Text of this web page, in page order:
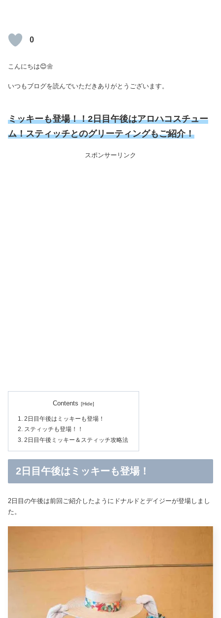
0
こんにちは😊🌼
いつもブログを読んでいただきありがとうございます。
ミッキーも登場！！2日目午後はアロハコスチュー
ム！スティッチとのグリーティングもご紹介！
スポンサーリンク
Contents
2日目午後はミッキーも登場！
スティッチも登場！！
2日目午後ミッキー＆スティッチ攻略法
2日目午後はミッキーも登場！
2日目の午後は前回ご紹介したようにドナルドとデイジーが登場しまし
た。